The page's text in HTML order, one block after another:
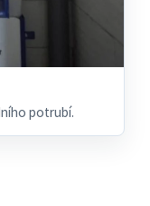
potrubí.